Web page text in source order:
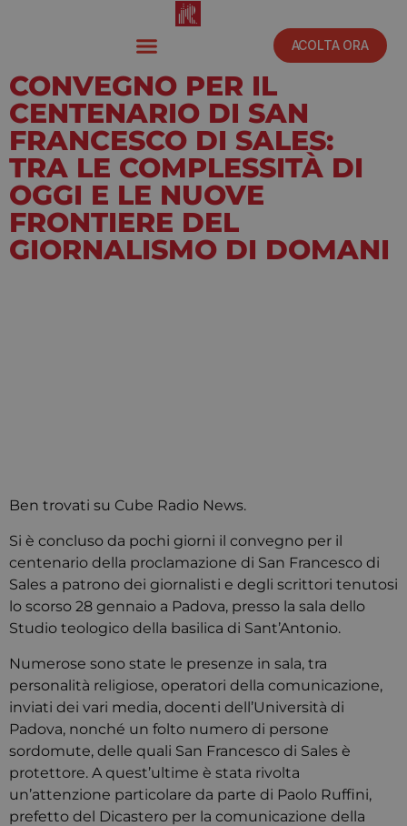
ACOLTA ORA
CONVEGNO PER IL
CENTENARIO DI SAN
FRANCESCO DI SALES:
TRA LE COMPLESSITÀ DI
OGGI E LE NUOVE
FRONTIERE DEL
GIORNALISMO DI DOMANI
Ben trovati su Cube Radio News.
Si è concluso da pochi giorni il convegno per il
centenario della proclamazione di San Francesco di
Sales a patrono dei giornalisti e degli scrittori tenutosi
lo scorso 28 gennaio a Padova, presso la sala dello
Studio teologico della basilica di Sant’Antonio.
Numerose sono state le presenze in sala, tra
personalità religiose, operatori della comunicazione,
inviati dei vari media, docenti dell’Università di
Padova, nonché un folto numero di persone
sordomute, delle quali San Francesco di Sales è
protettore. A quest’ultime è stata rivolta
un’attenzione particolare da parte di Paolo Ruffini,
prefetto del Dicastero per la comunicazione della